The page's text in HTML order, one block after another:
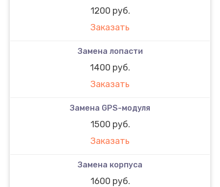
1200 руб.
Заказать
Замена лопасти
1400 руб.
Заказать
Замена GPS-модуля
1500 руб.
Заказать
Замена корпуса
1600 руб.